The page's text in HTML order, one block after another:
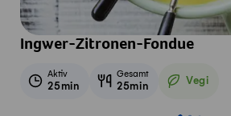
Ingwer-Zitronen-Fondue
Aktiv
25min
Gesamt
25min Vegi
Vegetarisch